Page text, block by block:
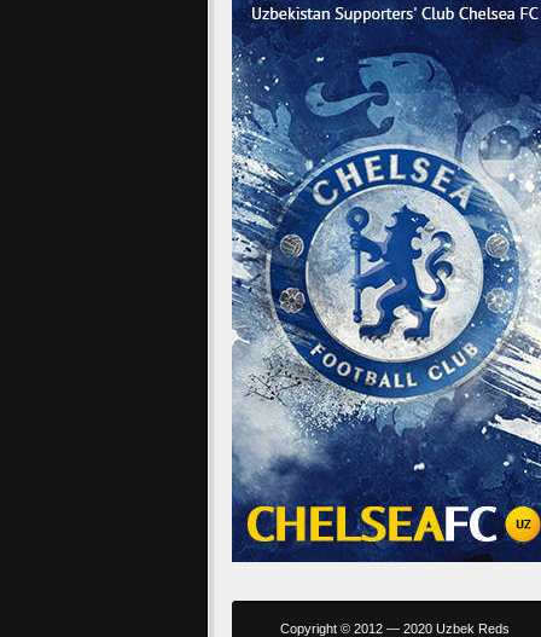
Copyright © 2012 — 2020 Uzbek Reds